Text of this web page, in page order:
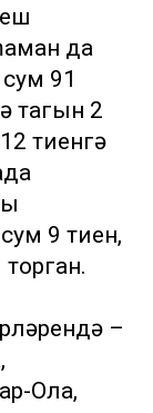
да
91
тагын 2
тиенгә
9 тиен,
–
Ола,